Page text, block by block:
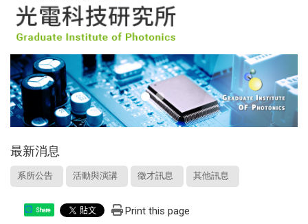
最新消息
系所公告 活動與演講 徵才訊息 其他訊息
Share Print this page